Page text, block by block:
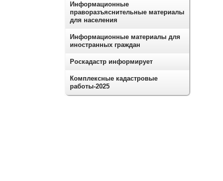
Информационные
праворазъяснительные материалы
для населения
Информационные материалы для
иностранных граждан
Роскадастр информирует
Комплексные кадастровые
работы-2025